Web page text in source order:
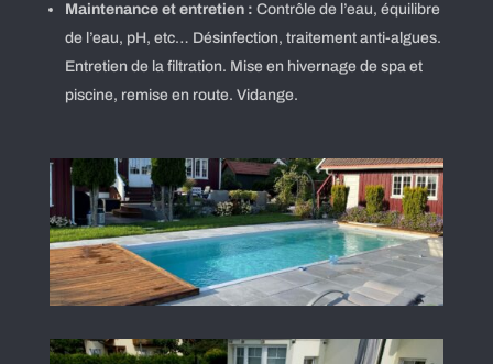
Maintenance et entretien : Contrôle de l’eau, équilibre
de l’eau, pH, etc… Désinfection, traitement anti-algues.
Entretien de la filtration. Mise en hivernage de spa et
piscine, remise en route. Vidange.